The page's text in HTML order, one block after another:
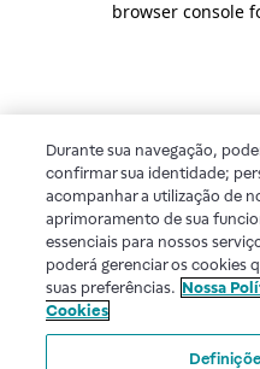
browser console
Durante sua navegação,
confirmar sua identidade;
acompanhar a utilização de
aprimoramento de sua
essenciais para nossos
poderá gerenciar os cookies
suas preferências. Nossa
Cookies